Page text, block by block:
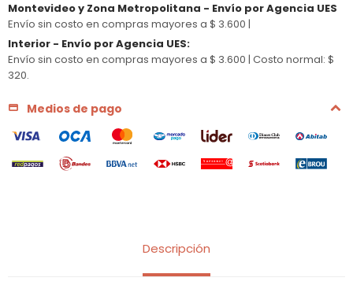
Montevideo y Zona Metropolitana - Envío por Agencia UES
Envío sin costo en compras mayores a $ 3.600 |
Interior - Envío por Agencia UES:
Envío sin costo en compras mayores a $ 3.600 | Costo normal: $
320.
Medios de pago
Descripción